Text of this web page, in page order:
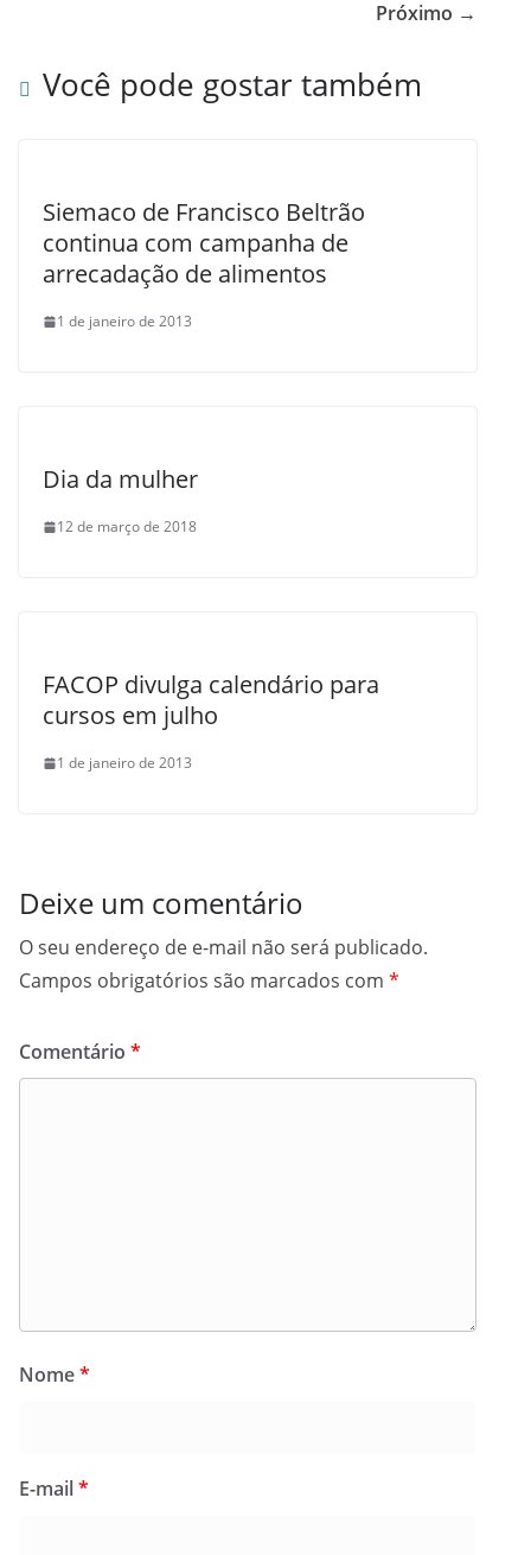
o
Próximo →
Você pode gostar também
Siemaco de Francisco Beltrão
continua com campanha de
arrecadação de alimentos
1 de janeiro de 2013
Dia da mulher
12 de março de 2018
FACOP divulga calendário para
cursos em julho
1 de janeiro de 2013
Deixe um comentário
O seu endereço de e-mail não será publicado.
Campos obrigatórios são marcados com *
Comentário *
Nome*
E-mail*